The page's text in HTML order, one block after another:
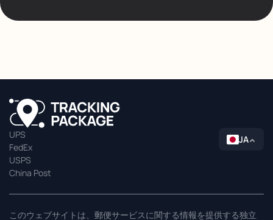
UPS
FedEx
USPS
China Post
JA
このウェブサイトは、郵便サービスに関する情報を提供する独立